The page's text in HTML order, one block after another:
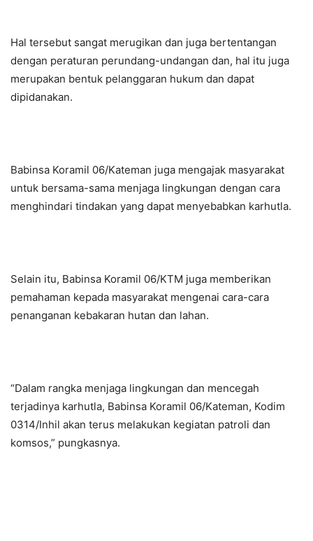
Hal tersebut sangat merugikan dan juga bertentangan
dengan peraturan perundang-undangan dan, hal itu juga
merupakan bentuk pelanggaran hukum dan dapat
dipidanakan.
Babinsa Koramil 06/Kateman juga mengajak masyarakat
untuk bersama-sama menjaga lingkungan dengan cara
menghindari tindakan yang dapat menyebabkan karhutla.
Selain itu, Babinsa Koramil 06/KTM juga memberikan
pemahaman kepada masyarakat mengenai cara-cara
penanganan kebakaran hutan dan lahan.
“Dalam rangka menjaga lingkungan dan mencegah
terjadinya karhutla, Babinsa Koramil 06/Kateman, Kodim
0314/Inhil akan terus melakukan kegiatan patroli dan
komsos,” pungkasnya.